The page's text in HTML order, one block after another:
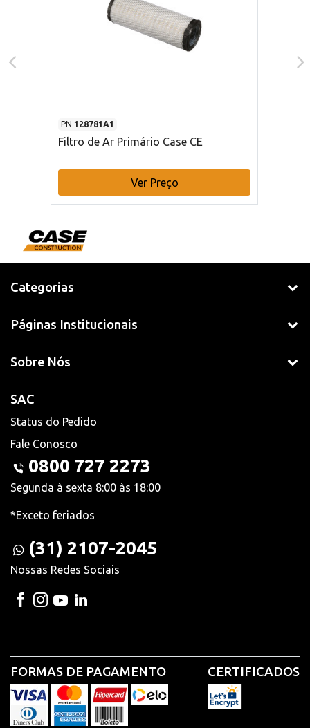
PN 128781A1
Filtro de Ar Primário Case CE
Ver Preço
Categorias
Páginas Institucionais
Sobre Nós
SAC
Status do Pedido
Fale Conosco
0800 727 2273
Segunda à sexta 8:00 às 18:00
*Exceto feriados
(31) 2107-2045
Nossas Redes Sociais
FORMAS DE PAGAMENTO CERTIFICADOS